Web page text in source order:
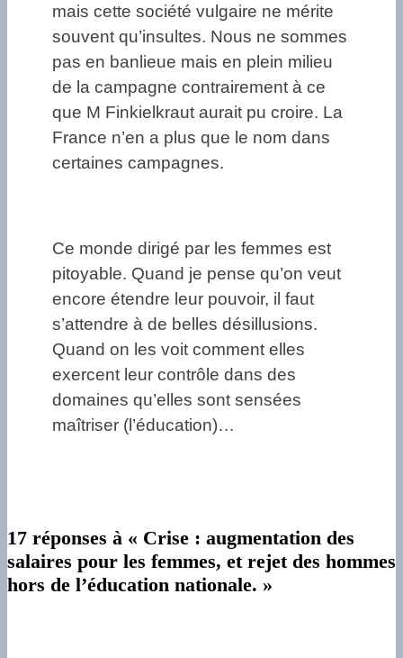
mais cette société vulgaire ne mérite
souvent qu’insultes. Nous ne sommes
pas en banlieue mais en plein milieu
de la campagne contrairement à ce
que M Finkielkraut aurait pu croire. La
France n’en a plus que le nom dans
certaines campagnes.
Ce monde dirigé par les femmes est
pitoyable. Quand je pense qu’on veut
encore étendre leur pouvoir, il faut
s’attendre à de belles désillusions.
Quand on les voit comment elles
exercent leur contrôle dans des
domaines qu’elles sont sensées
maîtriser (l’éducation)…
17 réponses à « Crise : augmentation des
salaires pour les femmes, et rejet des hommes
hors de l’éducation nationale. »